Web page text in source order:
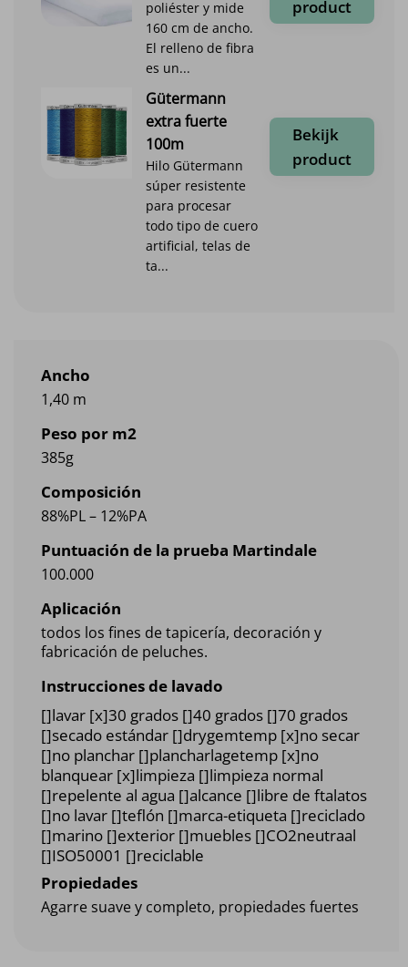
Ancho
1,40 m
Peso por m2
385g
Composición
88%PL – 12%PA
Puntuación de la prueba Martindale
100.000
Aplicación
todos los fines de tapicería, decoración y
fabricación de peluches.
Instrucciones de lavado
[]lavar [x]30 grados []40 grados []70 grados
[]secado estándar []drygemtemp [x]no secar
[]no planchar []plancharlagetemp [x]no
blanquear [x]limpieza []limpieza normal
[]repelente al agua []alcance []libre de ftalatos
[]no lavar []teflón []marca-etiqueta []reciclado
[]marino []exterior []muebles []CO2neutraal
[]ISO50001 []reciclable
Propiedades
Agarre suave y completo, propiedades fuertes
poliéster y mide
160 cm de ancho.
El relleno de fibra
es un...
product
Gütermann
extra fuerte
100m
Hilo Gütermann
súper resistente
para procesar
todo tipo de cuero
artificial, telas de
ta...
Bekijk
product